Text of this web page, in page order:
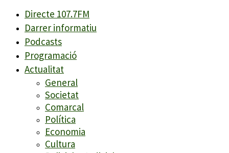
Directe 107.7FM
Darrer informatiu
Podcasts
Programació
Actualitat
General
Societat
Comarcal
Política
Economia
Cultura